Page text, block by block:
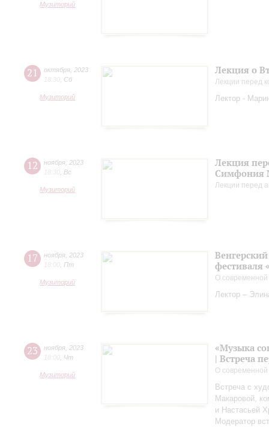
Музиторий
21 октября 2023
18:30 Сб
Музиторий
Лекция о
Лекции перед
Лектор -
12 ноября 2023
18:30 Вс
Музиторий
Лекция
Симфония
Лекции перед
17 ноября 2023
18:00 Пт
Музиторий
фестиваля
О
Лектор –
23 ноября 2023
18:00 Чт
Музиторий
«Музыка
| Встреча
О
Встреча с
Макаровой,
и Настасьей
Модератор